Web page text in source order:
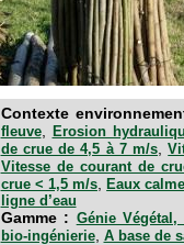
Contexte
fleuve, Erosion
de crue de 4,5 à 7 m/s ,
Vitesse de courant de
crue < 1,5 m/s,Eaux
ligne d’eau
Gamme : Génie
bio-ingénierie, A base de